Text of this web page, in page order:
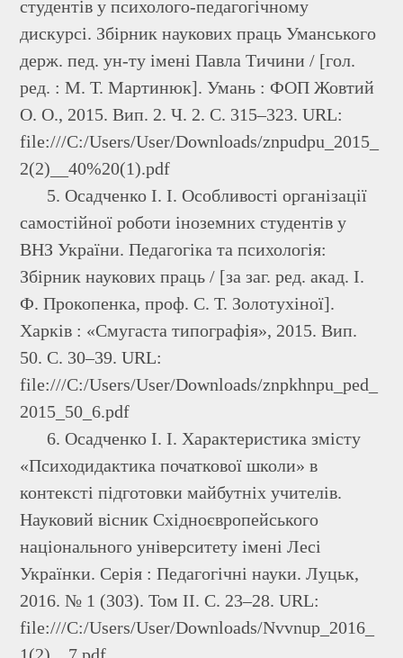
студентів у психолого-педагогічному
дискурсі. Збірник наукових праць Уманського
держ. пед. ун-ту імені Павла Тичини / [гол.
ред. : М. Т. Мартинюк]. Умань : ФОП Жовтий
О. О., 2015. Вип. 2. Ч. 2. С. 315–323. URL:
file:///C:/Users/User/Downloads/znpudpu_2015_
2(2)__40%20(1).pdf
5. Осадченко І. І. Особливості організації
самостійної роботи іноземних студентів у
ВНЗ України. Педагогіка та психологія:
Збірник наукових праць / [за заг. ред. акад. І.
Ф. Прокопенка, проф. С. Т. Золотухіної].
Харків : «Смугаста типографія», 2015. Вип.
50. С. 30–39. URL:
file:///C:/Users/User/Downloads/znpkhnpu_ped_
2015_50_6.pdf
6. Осадченко І. І. Характеристика змісту
«Психодидактика початкової школи» в
контексті підготовки майбутніх учителів.
Науковий вісник Східноєвропейського
національного університету імені Лесі
Українки. Серія : Педагогічні науки. Луцьк,
2016. № 1 (303). Том ІІ. С. 23–28. URL:
file:///C:/Users/User/Downloads/Nvvnup_2016_